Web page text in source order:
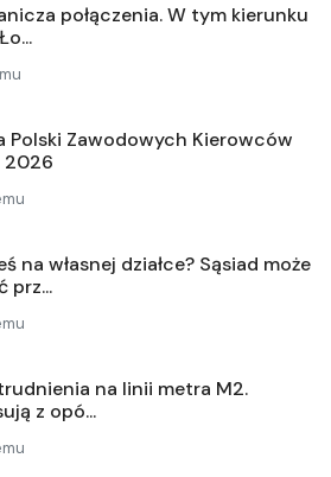
połączenia. W tym kierunku
Polski Zawodowych Kierowców
2026
na własnej działce? Sąsiad może
prz...
na linii metra M2.
z opó...